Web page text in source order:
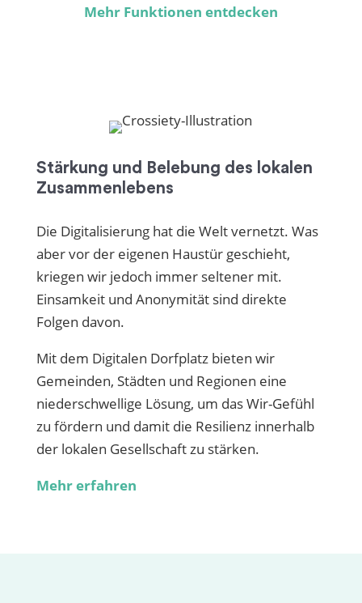
Mehr Funktionen entdecken
Stärkung und Belebung des lokalen
Zusammenlebens
Die Digitalisierung hat die Welt vernetzt. Was
aber vor der eigenen Haustür geschieht,
kriegen wir jedoch immer seltener mit.
Einsamkeit und Anonymität sind direkte
Folgen davon.
Mit dem Digitalen Dorfplatz bieten wir
Gemeinden, Städten und Regionen eine
niederschwellige Lösung, um das Wir-Gefühl
zu fördern und damit die Resilienz innerhalb
der lokalen Gesellschaft zu stärken.
Mehr erfahren